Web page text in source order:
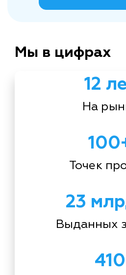
Мы в цифрах
12
На
Точек
23
Выданных
410